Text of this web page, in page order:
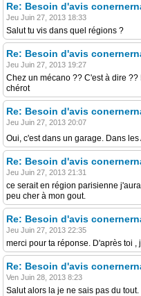
Re: Besoin d'avis
Jeu Juin 27, 2013 18:33
Salut tu vis dans quel régions ?
Re: Besoin d'avis
Jeu Juin 27, 2013 19:27
Chez un mécano ?? C'est à dire
chérot
Re: Besoin d'avis
Jeu Juin 27, 2013 20:07
Oui, c'est dans un garage. Dans
Re: Besoin d'avis
Jeu Juin 27, 2013 21:31
ce serait en région parisienne
peu cher à mon gout.
Re: Besoin d'avis
Jeu Juin 27, 2013 22:35
merci pour ta réponse. D'après toi
Re: Besoin d'avis
Ven Juin 28, 2013 8:23
Salut alors la je ne sais pas du tout.